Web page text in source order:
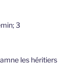
3
les héritiers